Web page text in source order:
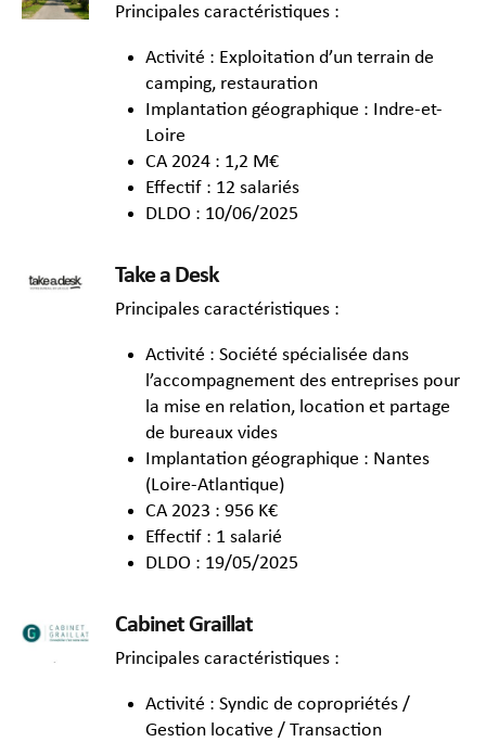
Principales caractéristiques :
Activité : Exploitation d’un terrain de
camping, restauration
Implantation géographique : Indre-et-
Loire
CA 2024 : 1,2 M€
Effectif : 12 salariés
DLDO : 10/06/2025
Take a Desk
Principales caractéristiques :
Activité : Société spécialisée dans
l’accompagnement des entreprises pour
la mise en relation, location et partage
de bureaux vides
Implantation géographique : Nantes
(Loire-Atlantique)
CA 2023 : 956 K€
Effectif : 1 salarié
DLDO : 19/05/2025
Cabinet Graillat
Principales caractéristiques :
Activité : Syndic de copropriétés /
Gestion locative / Transaction